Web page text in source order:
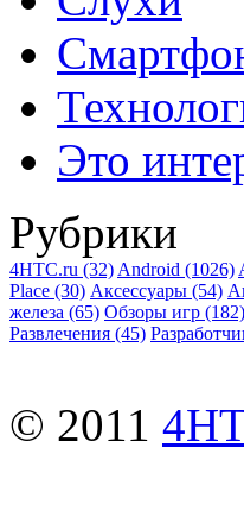
Это
Рубрики
4HTC.ru (32) Android (1026)
Place (30) Аксессуары (54)
железа (65) Обзоры игр (182)
Развлечения (45)
© 2011